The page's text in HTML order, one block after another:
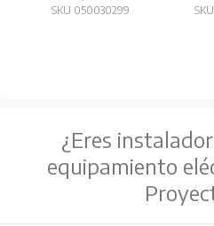
SKU 050030299
¿Eres
equipamiento